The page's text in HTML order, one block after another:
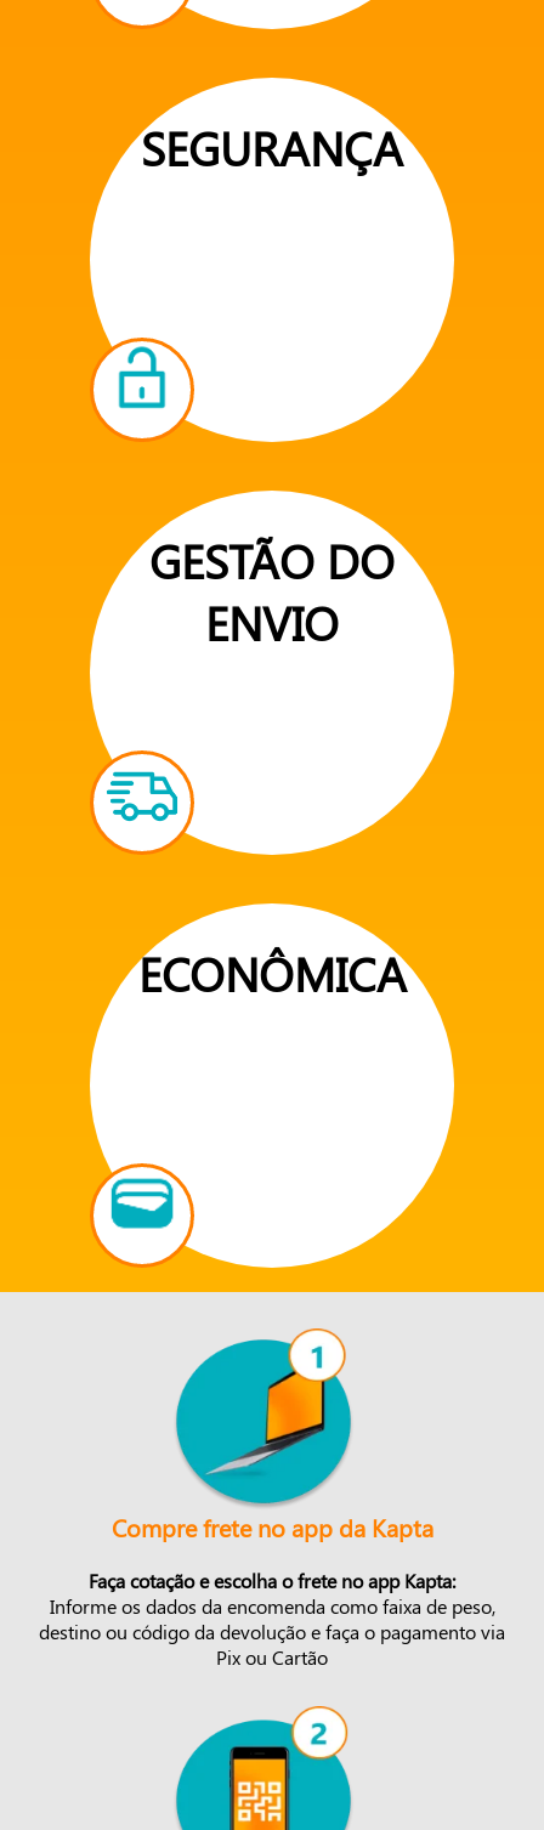
SEGURANÇA
GESTÃO DO
ENVIO
ECONÔMICA
Compre frete no app da Kapta
Faça cotação e escolha o frete no app Kapta:
Informe os dados da encomenda como faixa de peso,
destino ou código da devolução e faça o pagamento via
Pix ou Cartão